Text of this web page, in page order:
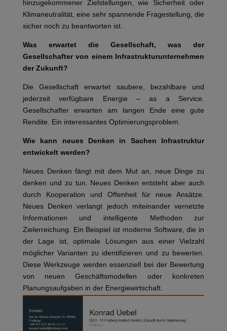
hinzugekommener Zielstellungen, wie Sicherheit oder
Klimaneutralität, eine sehr spannende Fragestellung, die
sicher noch zu beantworten ist.
Was erwartet die Gesellschaft, was der
Gesellschafter von einem Infrastrukturunternehmen
der Zukunft?
Die Gesellschaft erwartet saubere, bezahlbare und
jederzeit verfügbare Energie – as a Service.
Gesellschafter erwarten am langen Ende eine gute
Rendite. Ein interessantes Optimierungsproblem.
Wie kann neues Denken in Sachen Infrastruktur
entwickelt werden?
Neues Denken fängt mit dem Mut an, neue Dinge zu
denken und zu tun. Neues Denken entsteht aber auch
durch Kooperation und Offenheit für neue Ansätze.
Neues Denken verlangt jedoch miteinander vernetzte
Informationen und intelligente Methoden zur
Zielerreichung. Ein Beispiel ist moderne Software, die in
der Lage ist, optimale Lösungen aus einer Vielzahl
möglicher Varianten zu identifizieren und zu bewerten.
Diese Werkzeuge werden essenziell bei der Bewertung
von neuen Geschäftsmodellen oder konkreten
Planungsaufgaben in der Energiewirtschaft.